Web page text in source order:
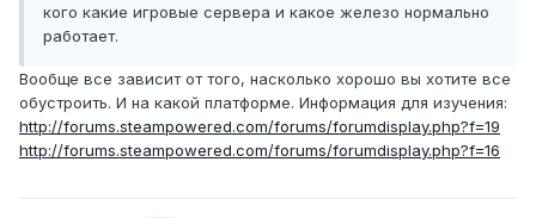
кого какие игровые сервера и какое железо нормально
работает.
Вообще все зависит от того, насколько хорошо вы хотите все
обустроить. И на какой платформе. Информация для изучения:
http://forums.steampowered.com/forums/forumdisplay.php?f=19
http://forums.steampowered.com/forums/forumdisplay.php?f=16